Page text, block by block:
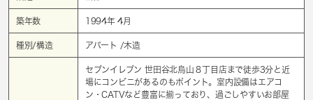
築年数 1994年 4月
種別/構造 アパート /木造
セブンイレブン 世田谷北烏山８丁目店まで徒歩3分と近
場にコンビニがあるのもポイント。室内設備はエアコ
ン・CATVなど豊富に揃っており、過ごしやすいお部屋